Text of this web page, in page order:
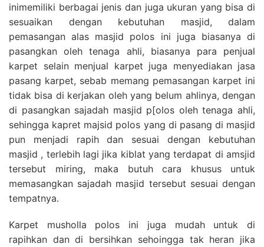
inimemiliki berbagai jenis dan juga ukuran yang bisa di
sesuaikan dengan kebutuhan masjid, dalam
pemasangan alas masjid polos ini juga biasanya di
pasangkan oleh tenaga ahli, biasanya para penjual
karpet selain menjual karpet juga menyediakan jasa
pasang karpet, sebab memang pemasangan karpet ini
tidak bisa di kerjakan oleh yang belum ahlinya, dengan
di pasangkan sajadah masjid p[olos oleh tenaga ahli,
sehingga kapret majsid polos yang di pasang di masjid
pun menjadi rapih dan sesuai dengan kebutuhan
masjid , terlebih lagi jika kiblat yang terdapat di amsjid
tersebut miring, maka butuh cara khusus untuk
memasangkan sajadah masjid tersebut sesuai dengan
tempatnya.
Karpet musholla polos ini juga mudah untuk di
rapihkan dan di bersihkan sehoingga tak heran jika